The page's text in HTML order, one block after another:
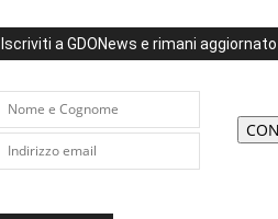
Iscriviti a GDONews e rimani aggiornato